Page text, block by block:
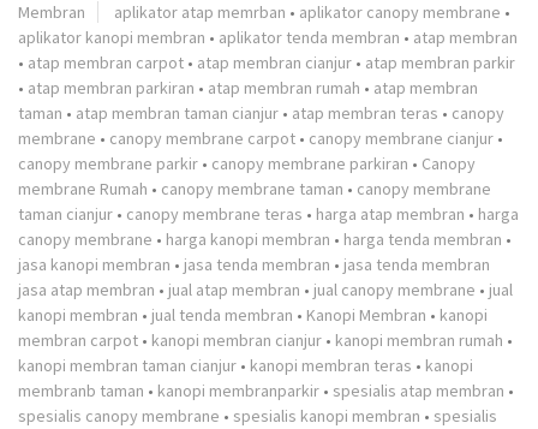
Membran
aplikator atap memrban • aplikator canopy membrane •
aplikator kanopi membran • aplikator tenda membran • atap membran
• atap membran carpot • atap membran cianjur • atap membran parkir
• atap membran parkiran • atap membran rumah • atap membran
taman • atap membran taman cianjur • atap membran teras • canopy
membrane • canopy membrane carpot • canopy membrane cianjur •
canopy membrane parkir • canopy membrane parkiran • Canopy
membrane Rumah • canopy membrane taman • canopy membrane
taman cianjur • canopy membrane teras • harga atap membran • harga
canopy membrane • harga kanopi membran • harga tenda membran •
jasa kanopi membran • jasa tenda membran • jasa tenda membran
jasa atap membran • jual atap membran • jual canopy membrane • jual
kanopi membran • jual tenda membran • Kanopi Membran • kanopi
membran carpot • kanopi membran cianjur • kanopi membran rumah •
kanopi membran taman cianjur • kanopi membran teras • kanopi
membranb taman • kanopi membranparkir • spesialis atap membran •
spesialis canopy membrane • spesialis kanopi membran • spesialis